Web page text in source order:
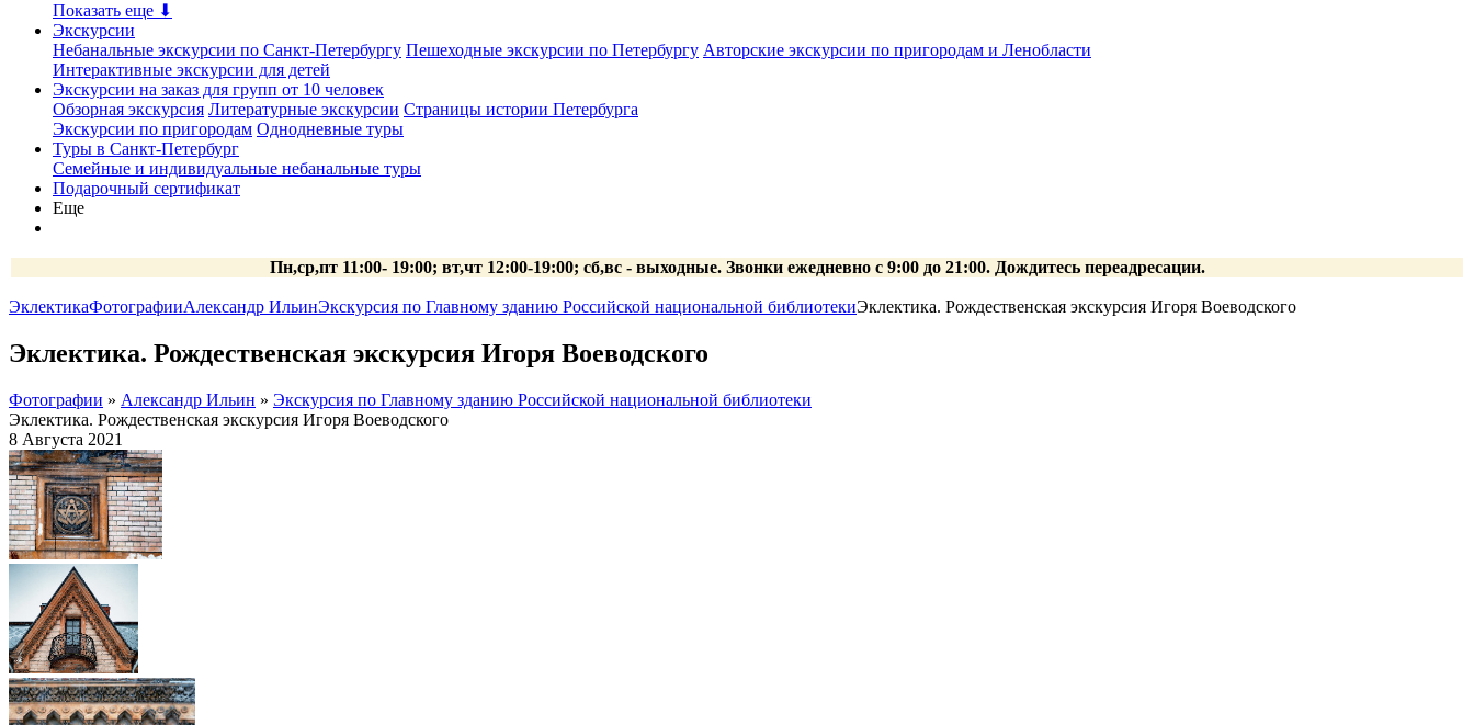
Показать еще ⬇
Экскурсии
Небанальные экскурсии по Санкт-Петербургу Пешеходные экскурсии по Петербургу Авторские экскурсии по пригородам и Ленобласти
Интерактивные экскурсии для детей
Экскурсии на заказ для групп от 10 человек
Обзорная экскурсия Литературные экскурсии Страницы истории Петербурга
Экскурсии по пригородам Однодневные туры
Туры в Санкт-Петербург
Семейные и индивидуальные небанальные туры
Подарочный сертификат
Еще
Пн,ср,пт 11:00- 19:00; вт,чт 12:00-19:00; сб,вс - выходные. Звонки ежедневно с 9:00 до 21:00. Дождитесь переадресации.
ЭклектикаФотографииАлександр ИльинЭкскурсия по Главному зданию Российской национальной библиотекиЭклектика. Рождественская экскурсия Игоря Воеводского
Эклектика. Рождественская экскурсия Игоря Воеводского
Фотографии » Александр Ильин » Экскурсия по Главному зданию Российской национальной библиотеки
Эклектика. Рождественская экскурсия Игоря Воеводского
8 Августа 2021